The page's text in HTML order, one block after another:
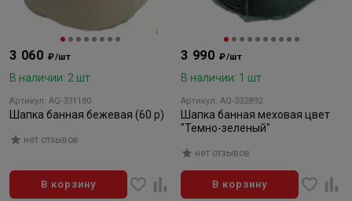
3 060 ₽/шт
В наличии: 2 шт
Артикул: AQ-331180
Шапка банная бежевая (60 р)
нет отзывов
В корзину
3 990 ₽/шт
В наличии: 1 шт
Артикул: AQ-332892
Шапка банная меховая цвет
"Темно-зеленый"
нет отзывов
В корзину